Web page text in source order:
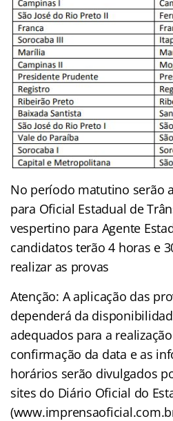
No período matutino serão
para Oficial Estadual de
vespertino para Agente
candidatos terão 4 horas e
realizar as provas
Atenção: A aplicação das
dependerá da
adequados para a
confirmação da data e as
horários serão divulgados
sites do Diário Oficial do